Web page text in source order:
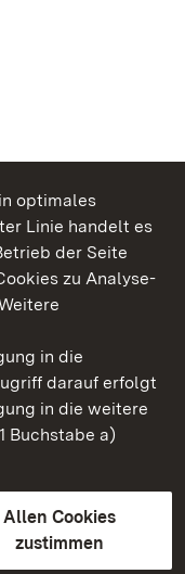
optimales
Linie handelt es
der Seite
zu Analyse-
in die
darauf erfolgt
in die weitere
Buchstabe a)
Allen Cookies
zustimmen
Württemberg